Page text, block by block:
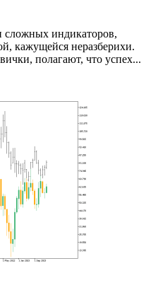
индикаторов,
кажущейся неразберихи.
полагают, что успех...